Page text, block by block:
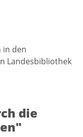
in den
Landesbibliothek
die